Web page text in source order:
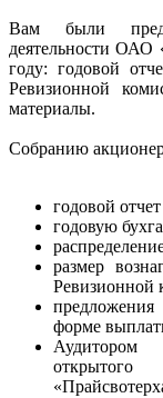
Вам были
деятельности ОАО
году: годовой
Ревизионной
материалы.
Собранию
годовой
годовую
размер
Ревизионной
форме
Аудитором